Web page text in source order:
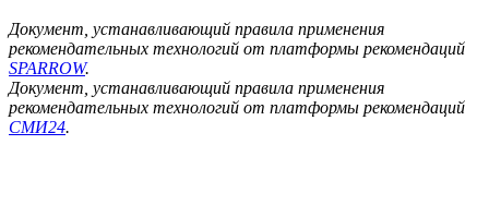
Документ, устанавливающий правила применения
рекомендательных технологий от платформы рекомендаций
SPARROW.
Документ, устанавливающий правила применения
рекомендательных технологий от платформы рекомендаций
СМИ24.